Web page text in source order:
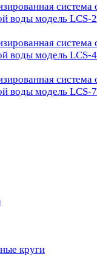
система
воды модель LCS-
система
воды модель LCS-
система
воды модель LCS-
круги